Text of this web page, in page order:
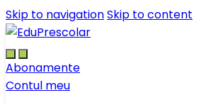
Skip to navigationSkip to content
Abonamente
Contul meu